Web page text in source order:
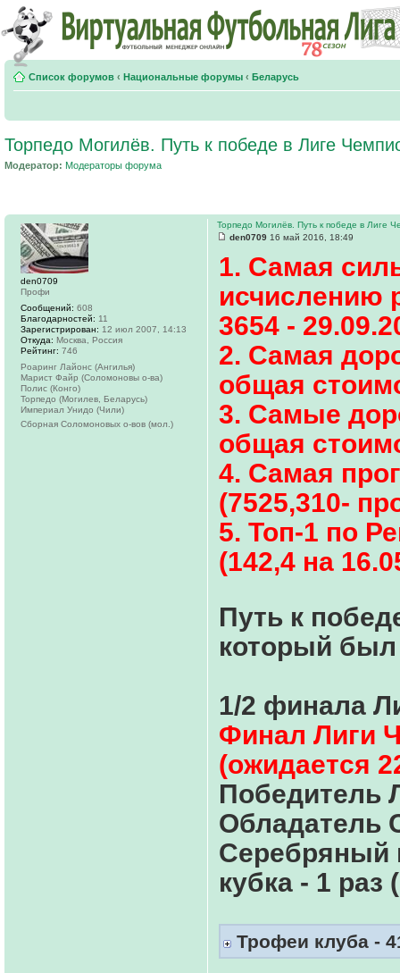
Список форумов ‹ Национальные форумы ‹ Беларусь
Торпедо Могилёв. Путь к победе в Лиге
Модератор: Модераторы форума
Торпедо Могилёв. Путь к победе в Лиге
den0709 16 май 2016, 18:49
1. Самая
исчислению
3654 -
2. Самая
общая
3. Самые
общая
4. Самая
(7525,310-
5. Топ-1 по
(142,4 на
Путь к
который был
1/2 финала
Финал Лиги
(ожидается
Победитель
Обладатель
Серебряный
кубка - 1 раз
Трофеи клуба -
den0709
Профи
Сообщений: 608
Благодарностей: 11
Зарегистрирован: 12 июл 2007, 14:13
Откуда: Москва, Россия
Рейтинг: 746
Роаринг Лайонс (Ангилья)
Марист Файр (Соломоновы о-ва)
Полис (Конго)
Торпедо (Могилев, Беларусь)
Империал Унидо (Чили)
Сборная Соломоновых о-вов (мол.)